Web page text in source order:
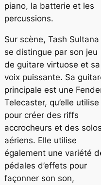
piano, la batterie et les
percussions.
Sur scène, Tash Sultana
se distingue par son jeu
de guitare virtuose et sa
voix puissante. Sa
principale est une
Telecaster, qu’elle utilise
pour créer des riffs
accrocheurs et des solos
aériens. Elle utilise
également une variété
pédales d’effets pour
façonner son son,